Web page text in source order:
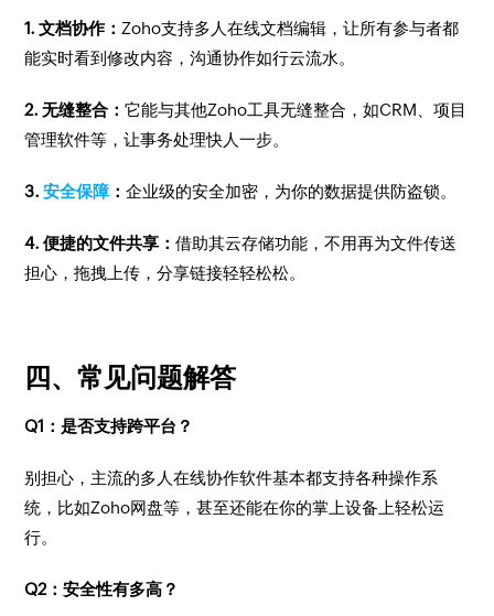
1. 文档协作： Zoho支持多人在线文档编辑，让所有参与者都
能实时看到修改内容，沟通协作如行云流水。
2. 无缝整合：它能与其他Zoho工具无缝整合，如CRM、项目
管理软件等，让事务处理快人一步。
3.安全保障：企业级的安全加密，为你的数据提供防盗锁。
4. 便捷的文件共享：借助其云存储功能，不用再为文件传送
担心，拖拽上传，分享链接轻轻松松。
四、常见问题解答
Q1：是否支持跨平台？
别担心，主流的多人在线协作软件基本都支持各种操作系
统，比如Zoho网盘等，甚至还能在你的掌上设备上轻松运
行。
Q2：安全性有多高？